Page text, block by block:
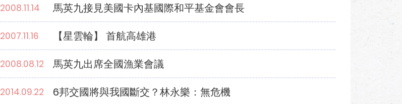
2008.11.14 馬英九接見美國卡內基國際和平基金會會長
2007.11.16 【星雲輪】 首航高雄港
2008.08.12 馬英九出席全國漁業會議
2014.09.22 6邦交國將與我國斷交？林永樂：無危機